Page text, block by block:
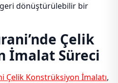
dönüştürülebilir bir
Çelik
İmalat Süreci
Çelik Konstrüksiyon İmalatı,